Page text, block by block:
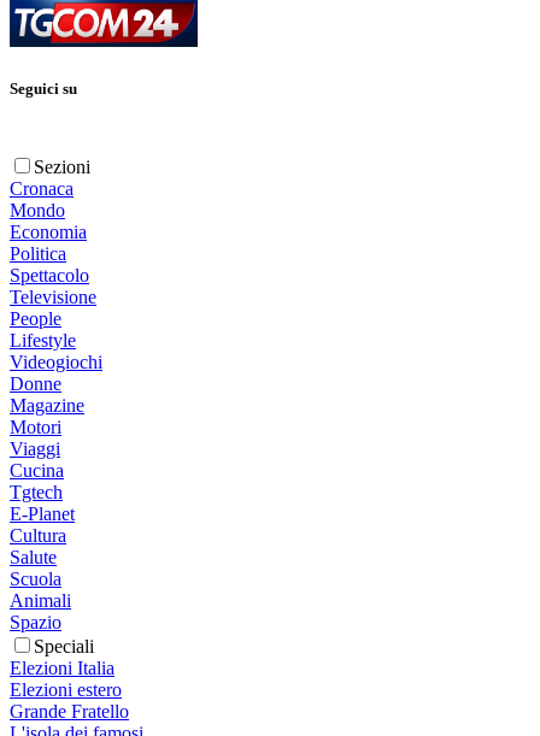
Seguici su
Sezioni
Cronaca
Mondo
Economia
Politica
Spettacolo
Televisione
People
Lifestyle
Videogiochi
Donne
Magazine
Motori
Viaggi
Cucina
Tgtech
E-Planet
Cultura
Salute
Scuola
Animali
Spazio
Speciali
Elezioni Italia
Elezioni estero
Grande Fratello